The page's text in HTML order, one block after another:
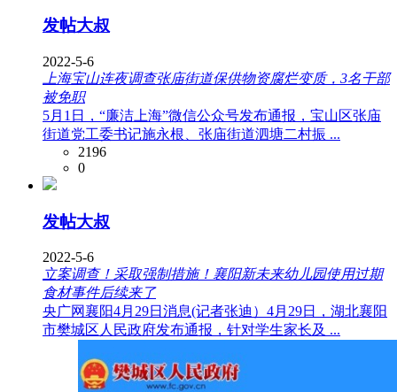
发帖大叔
2022-5-6
上海宝山连夜调查张庙街道保供物资腐烂变质，3名干部
被免职
5月1日，“廉洁上海”微信公众号发布通报，宝山区张庙
街道党工委书记施永根、张庙街道泗塘二村振 ...
2196
0
发帖大叔
2022-5-6
立案调查！采取强制措施！襄阳新未来幼儿园使用过期
食材事件后续来了
央广网襄阳4月29日消息(记者张迪）4月29日，湖北襄阳
市樊城区人民政府发布通报，针对学生家长及 ...